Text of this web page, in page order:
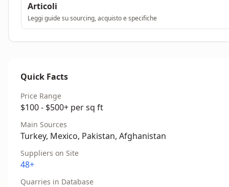
Articoli
Leggi guide su sourcing, acquisto e specifiche
Quick Facts
Price Range
$100 - $500+ per sq ft
Main Sources
Turkey, Mexico, Pakistan, Afghanistan
Suppliers on Site
48+
Quarries in Database